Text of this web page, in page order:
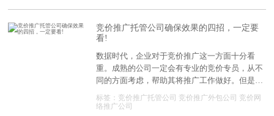
竞价推广托管公司确保效果的四招，一定要
看!
数据时代，企业对于竞价推广这一方面十分看
重。成熟的公司一定会有专业的竞价专员，从不
同的方面考虑，帮助其将推广工作做好。但是有
些公司因为成本问题，没有办法请到专业的人
员，此时就用到了竞价推广托管。它的作用巨
标签： 竞价推广托管公司 竞价推广外包公司 竞价网
络推广公司